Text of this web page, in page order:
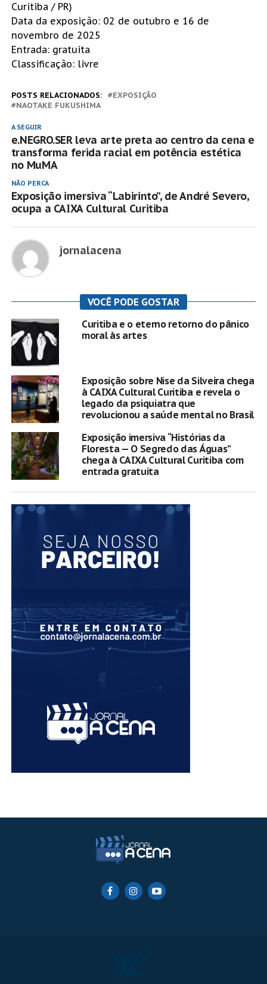
Curitiba / PR)
Data da exposição: 02 de outubro e 16 de
novembro de 2025
Entrada: gratuita
Classificação: livre
POSTS RELACIONADOS:
EXPOSIÇÃO
NAOTAKE FUKUSHIMA
A SEGUIR
e.NEGRO.SER leva arte preta ao centro da cena e
transforma ferida racial em potência estética
no MuMA
NÃO PERCA
Exposição imersiva “Labirinto”, de André Severo,
ocupa a CAIXA Cultural Curitiba
jornalacena
VOCÊ PODE GOSTAR
Curitiba e o eterno retorno do pânico
moral às artes
Exposição sobre Nise da Silveira chega
à CAIXA Cultural Curitiba e revela o
legado da psiquiatra que
revolucionou a saúde mental no Brasil
Exposição imersiva “Histórias da
Floresta — O Segredo das Águas”
chega à CAIXA Cultural Curitiba com
entrada gratuita